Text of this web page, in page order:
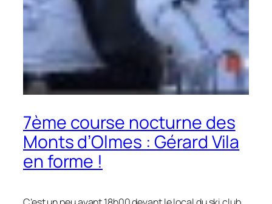
7ème course nocturne des
Monts d’Olmes : Gérard Vila
en forme !